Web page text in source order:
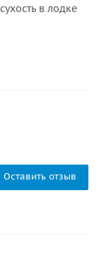
в лодке
Оставить отзыв